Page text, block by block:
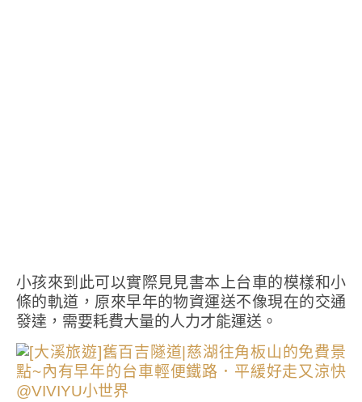
小孩來到此可以實際見見書本上台車的模樣和小
條的軌道，原來早年的物資運送不像現在的交通
發達，需要耗費大量的人力才能運送。